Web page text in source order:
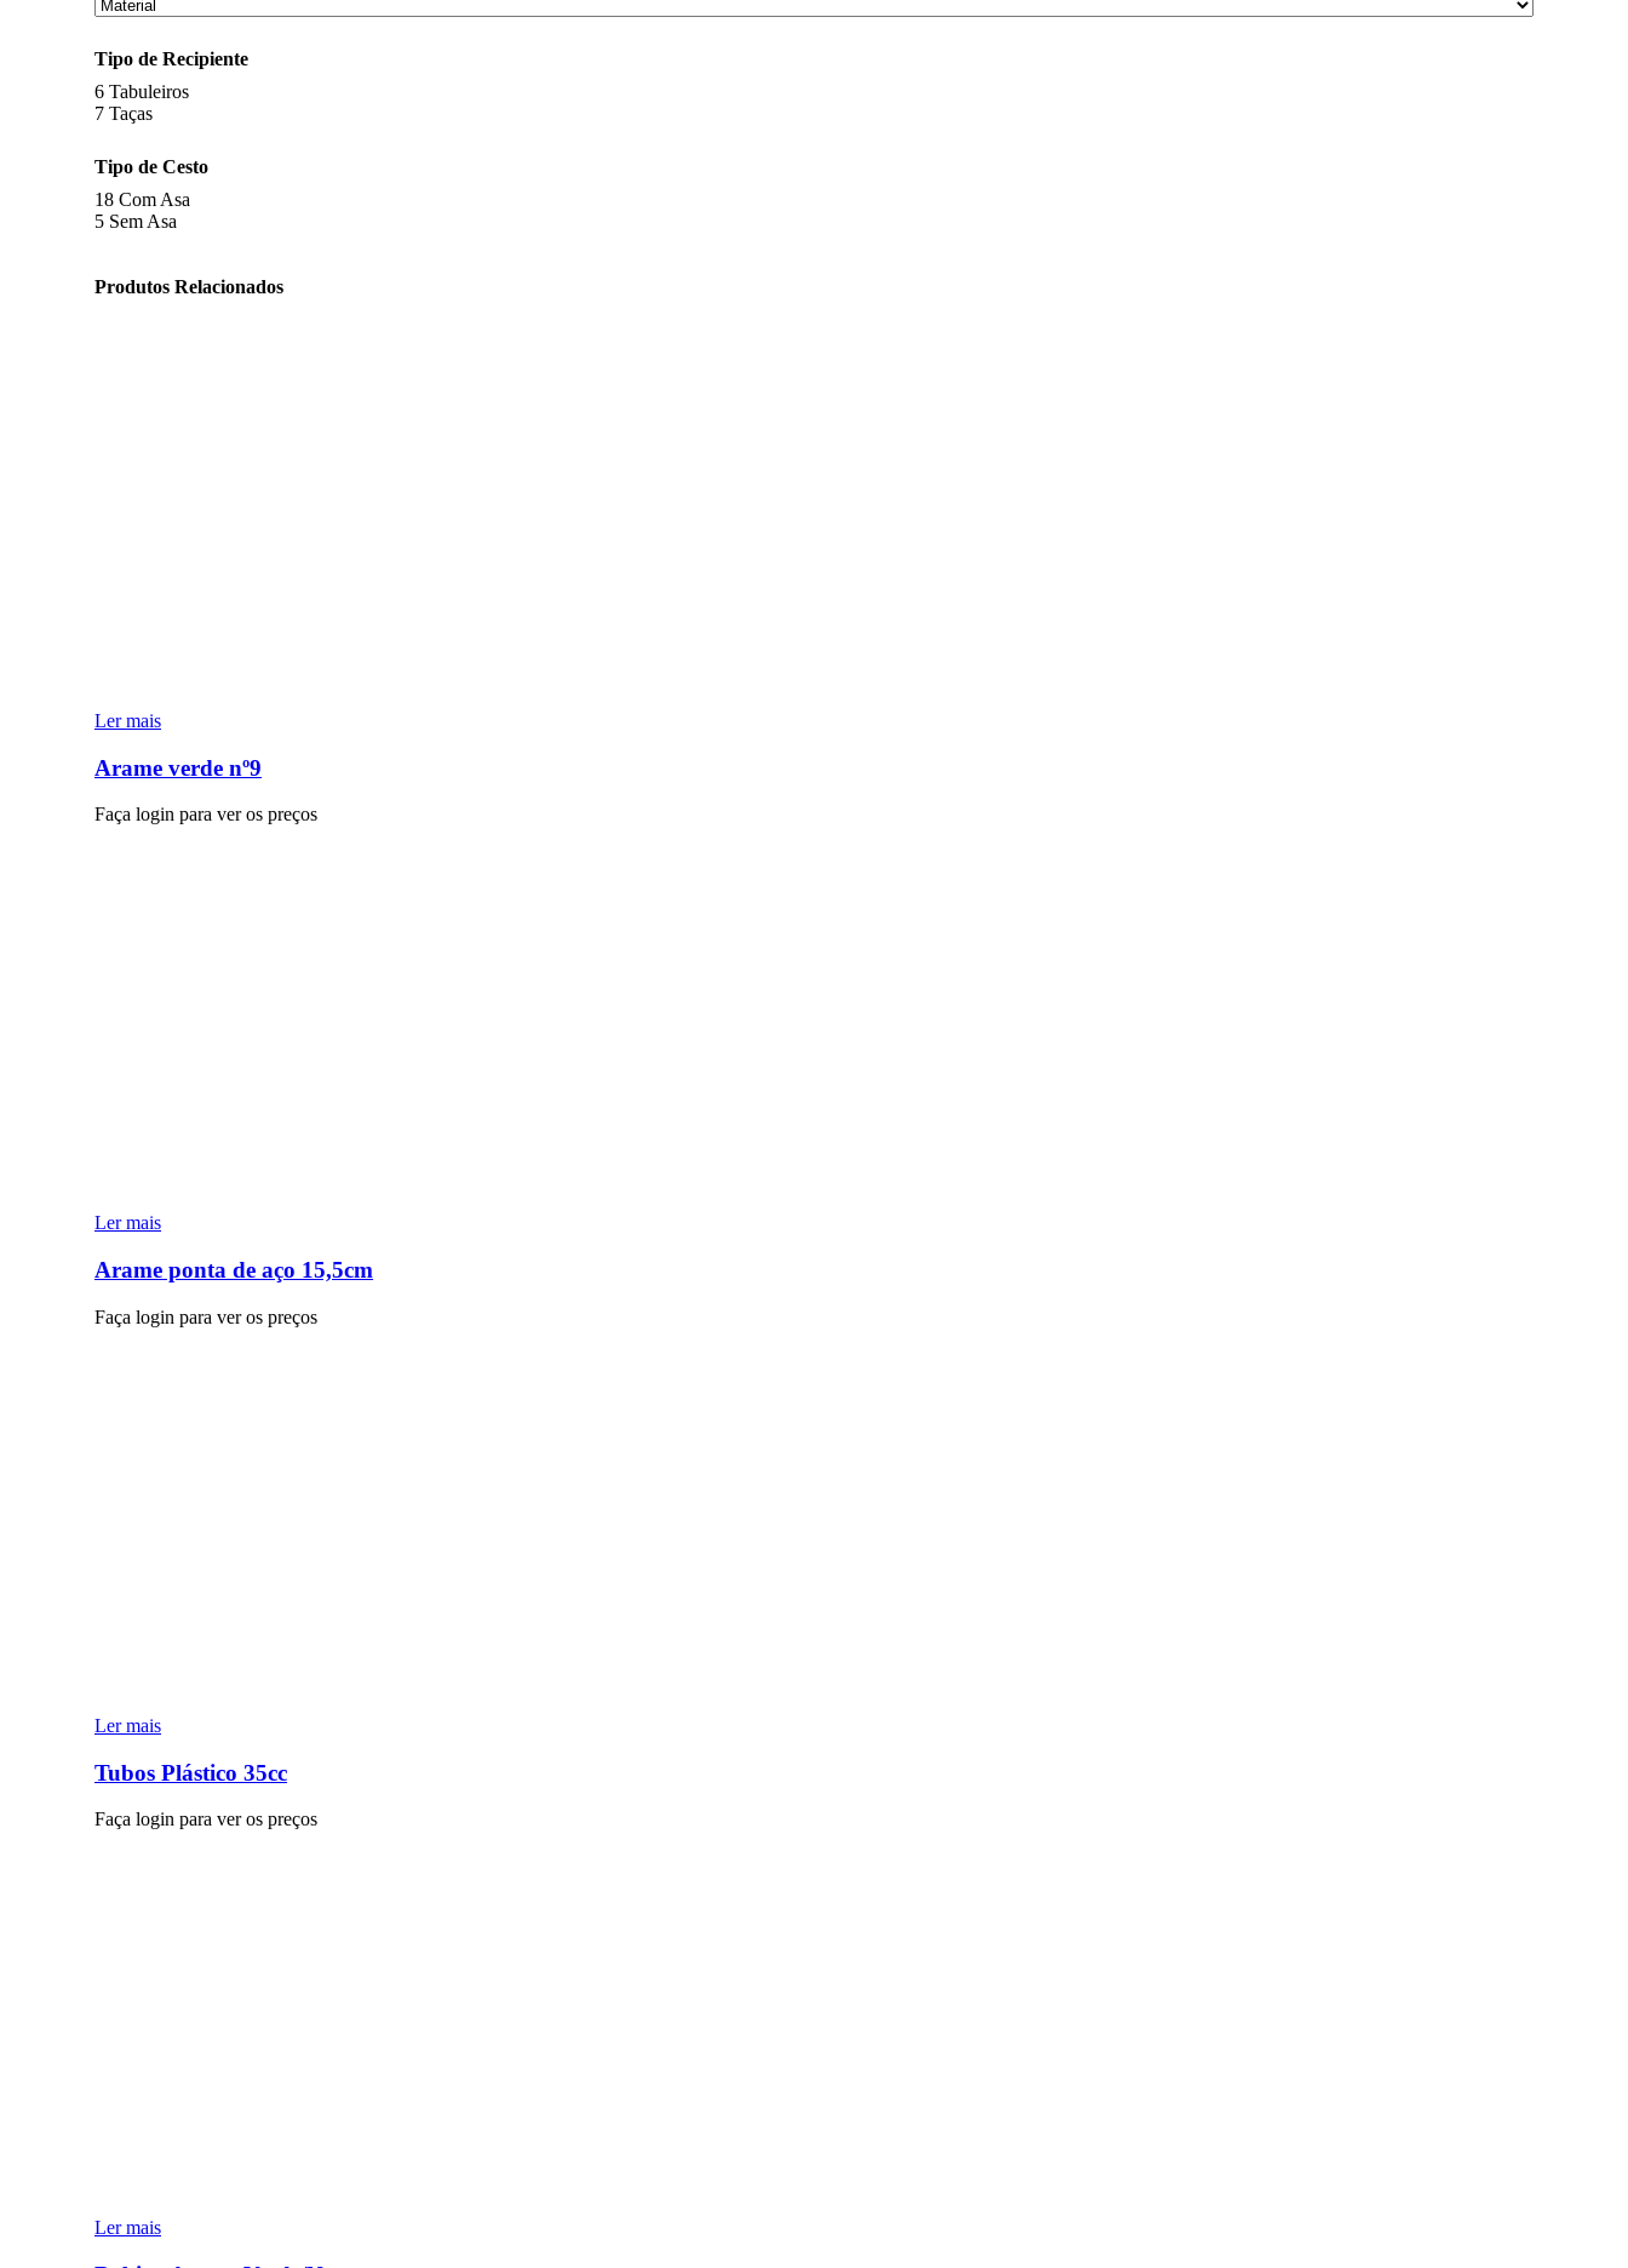
Tipo de Recipiente
6 Tabuleiros
7 Taças
Tipo de Cesto
18 Com Asa
5 Sem Asa
Produtos Relacionados
Ler mais
Arame verde nº9
Faça login para ver os preços
Ler mais
Arame ponta de aço 15,5cm
Faça login para ver os preços
Ler mais
Tubos Plástico 35cc
Faça login para ver os preços
Ler mais